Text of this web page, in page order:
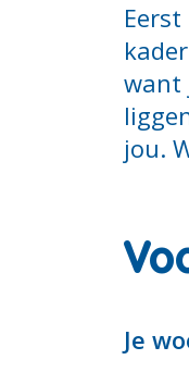
want
jou.
Je